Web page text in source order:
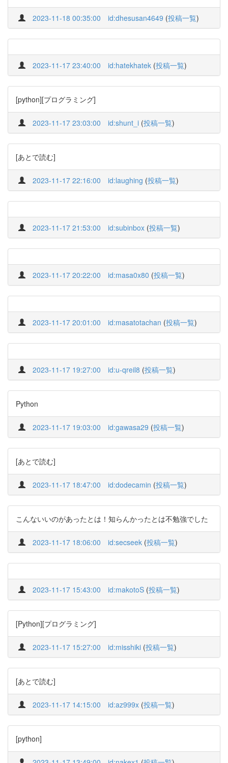
2023-11-18 00:35:00 id:dhesusan4649 (投稿一覧)
2023-11-17 23:40:00 id:hatekhatek (投稿一覧)
[python][プログラミング]
2023-11-17 23:03:00 id:shunt_i (投稿一覧)
[あとで読む]
2023-11-17 22:16:00 id:laughing (投稿一覧)
2023-11-17 21:53:00 id:subinbox (投稿一覧)
2023-11-17 20:22:00 id:masa0x80 (投稿一覧)
2023-11-17 20:01:00 id:masatotachan (投稿一覧)
2023-11-17 19:27:00 id:u-qreil8 (投稿一覧)
Python
2023-11-17 19:03:00 id:gawasa29 (投稿一覧)
[あとで読む]
2023-11-17 18:47:00 id:dodecamin (投稿一覧)
こんないいのがあったとは！知らんかったとは不勉強でした
2023-11-17 18:06:00 id:secseek (投稿一覧)
2023-11-17 15:43:00 id:makotoS (投稿一覧)
[Python][プログラミング]
2023-11-17 15:27:00 id:misshiki (投稿一覧)
[あとで読む]
2023-11-17 14:15:00 id:az999x (投稿一覧)
[python]